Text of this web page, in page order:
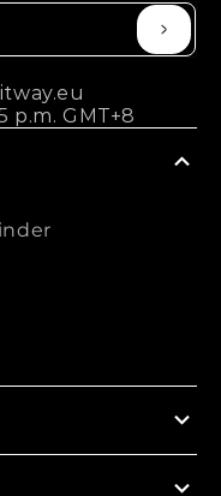
p.m. GMT+8